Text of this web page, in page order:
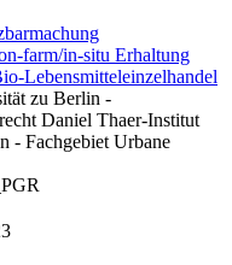
farm/in-situ Erhaltung
Lebensmitteleinzelhandel
zu Berlin -
Daniel Thaer-Institut
- Fachgebiet Urbane